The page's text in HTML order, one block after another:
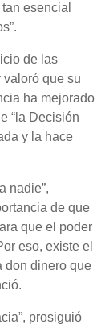
esencial
de las
valoró que su
ha mejorado
“la Decisión
y la hace
nadie”,
de que
que el poder
eso, existe el
don dinero que
prosiguió